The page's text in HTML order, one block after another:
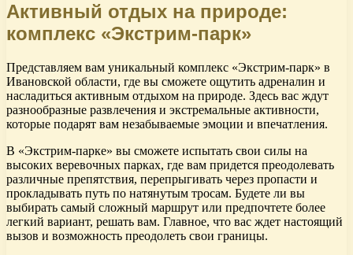
Активный отдых на природе:
комплекс «Экстрим-парк»
Представляем вам уникальный комплекс «Экстрим-парк» в
Ивановской области, где вы сможете ощутить адреналин и
насладиться активным отдыхом на природе. Здесь вас ждут
разнообразные развлечения и экстремальные активности,
которые подарят вам незабываемые эмоции и впечатления.
В «Экстрим-парке» вы сможете испытать свои силы на
высоких веревочных парках, где вам придется преодолевать
различные препятствия, перепрыгивать через пропасти и
прокладывать путь по натянутым тросам. Будете ли вы
выбирать самый сложный маршрут или предпочтете более
легкий вариант, решать вам. Главное, что вас ждет настоящий
вызов и возможность преодолеть свои границы.